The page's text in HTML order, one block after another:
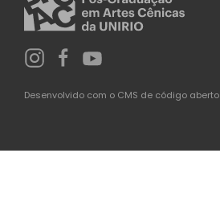
Desenvolvido com o CMS de código aberto